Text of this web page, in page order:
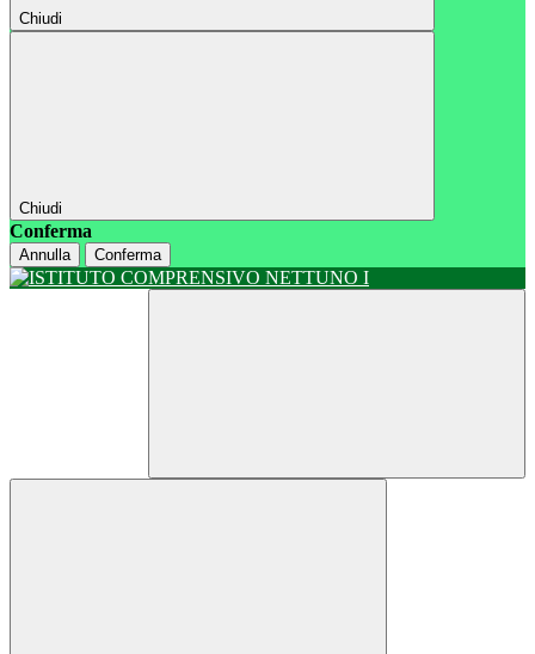
Chiudi
Chiudi
Conferma
Annulla Conferma